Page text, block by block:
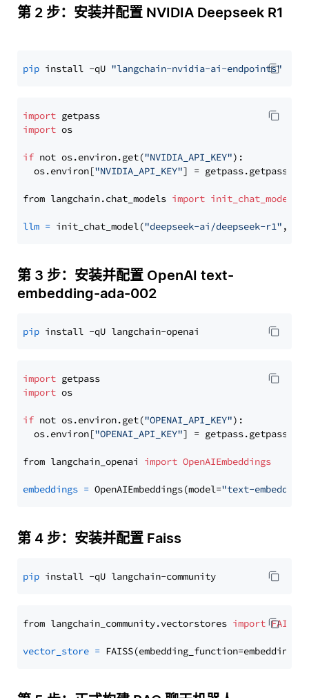
第 2 步：安装并配置 NVIDIA Deepseek R1
pip install -qU "langchain-nvidia-ai-endpoints"
import
import os
if not os.environ.get("NVIDIA_API_KEY"):
  os.environ[
"NVIDIA_API_KEY"] = getpass.getpass(
from langchain.chat_models import init_chat_model
llm = init_chat_model("deepseek-ai/deepseek-r1" ,
第 3 步：安装并配置 OpenAI text-
embedding-ada-002
pip
import
import os
if not os.environ.get("OPENAI_API_KEY"):
  os.environ[
"OPENAI_API_KEY"] = getpass.getpass(
from langchain_openai import OpenAIEmbeddings
embeddings = OpenAIEmbeddings(model="text-
第 4 步：安装并配置 Faiss
pip
from langchain_community.vectorstores import FAISS
vector_store =